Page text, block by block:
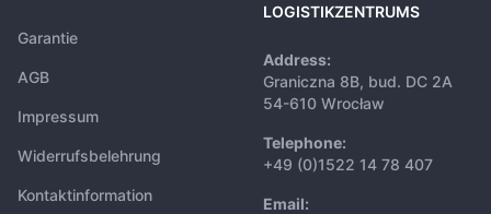
Garantie
AGB
Impressum
Widerrufsbelehrung
Kontaktinformation
LOGISTIKZENTRUMS
Address:
Graniczna 8B, bud. DC 2A
54-610 Wrocław
Telephone:
+49 (0)1522 14 78 407
Email: